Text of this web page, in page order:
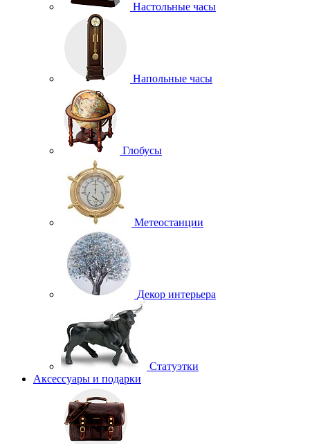
Настольные часы
Напольные часы
Глобусы
Метеостанции
Декор интерьера
Статуэтки
Аксессуары и подарки